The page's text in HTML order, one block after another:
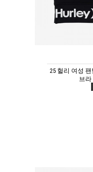
25 헐리 여성
브라